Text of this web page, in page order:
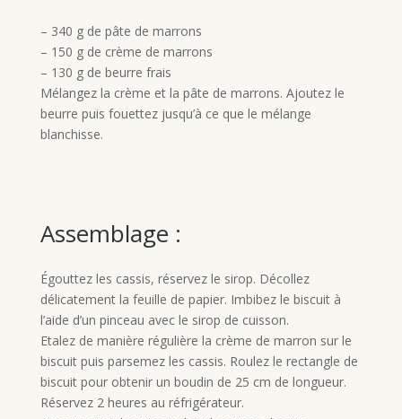
– 340 g de pâte de marrons
– 150 g de crème de marrons
– 130 g de beurre frais
Mélangez la crème et la pâte de marrons. Ajoutez le
beurre puis fouettez jusqu’à ce que le mélange
blanchisse.
Assemblage :
Égouttez les cassis, réservez le sirop. Décollez
délicatement la feuille de papier. Imbibez le biscuit à
l’aide d’un pinceau avec le sirop de cuisson.
Etalez de manière régulière la crème de marron sur le
biscuit puis parsemez les cassis. Roulez le rectangle de
biscuit pour obtenir un boudin de 25 cm de longueur.
Réservez 2 heures au réfrigérateur.